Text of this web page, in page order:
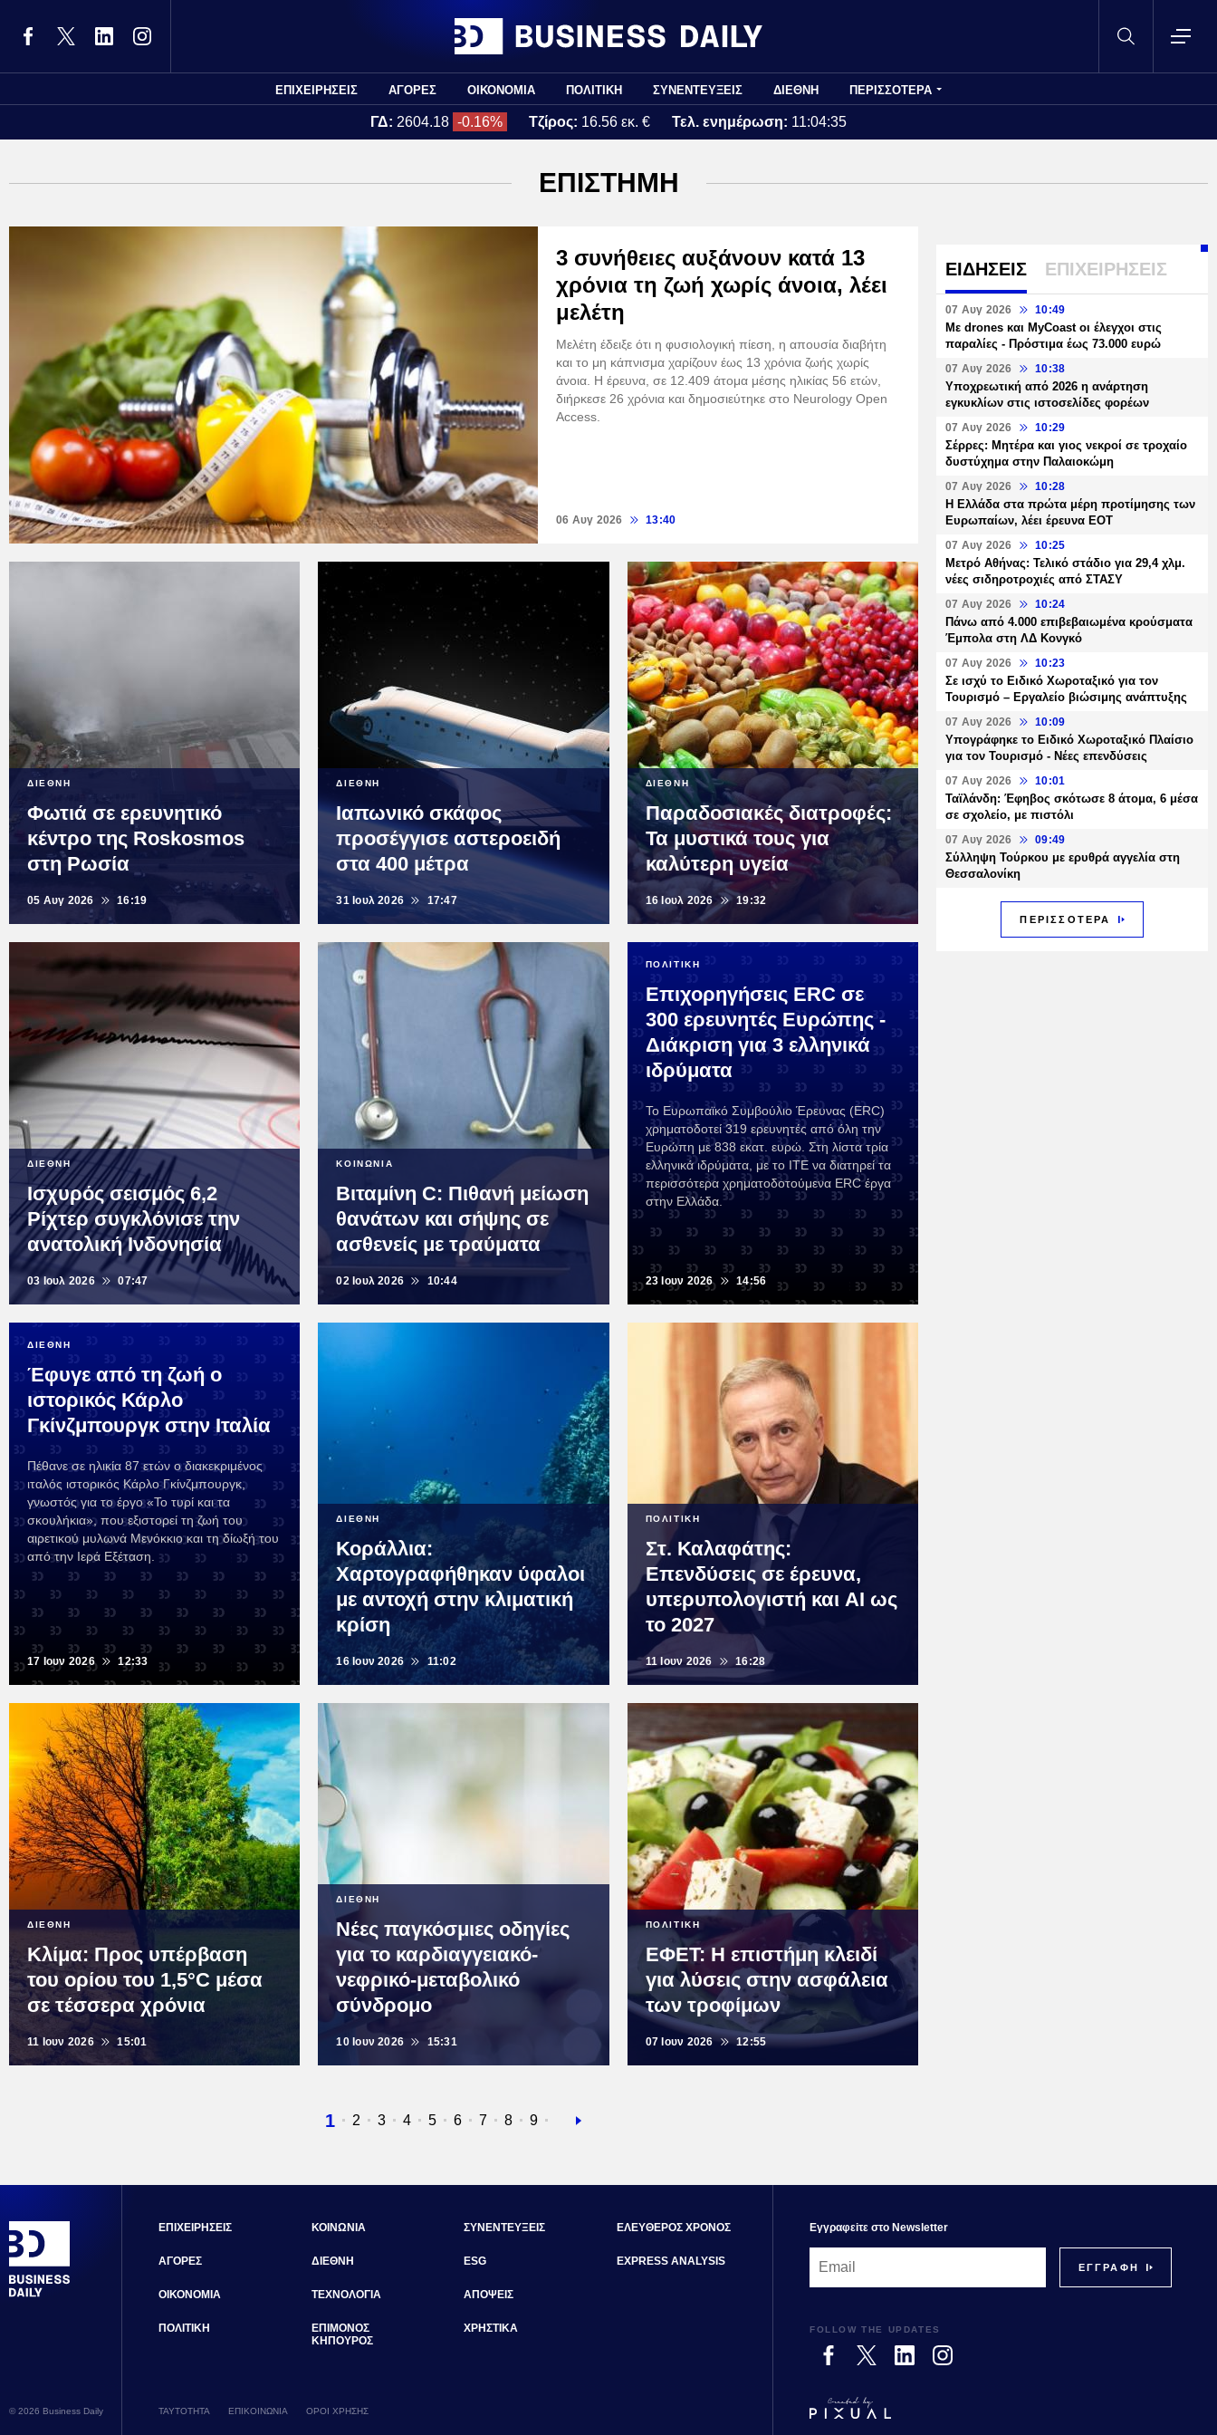
ΕΠΙΧΕΙΡΗΣΕΙΣ ΑΓΟΡΕΣ ΟΙΚΟΝΟΜΙΑ ΠΟΛΙΤΙΚΗ ΣΥΝΕΝΤΕΥΞΕΙΣ ΔΙΕΘΝΗ ΠΕΡΙΣΣΟΤΕΡΑ
ΓΔ: 2604.18 -0.16% Τζίρος: 16.56 εκ. € Τελ. ενημέρωση: 11:04:35
ΕΠΙΣΤΗΜΗ
3 συνήθειες αυξάνουν κατά 13
χρόνια τη ζωή χωρίς άνοια, λέει
μελέτη
Μελέτη έδειξε ότι η φυσιολογική πίεση, η απουσία διαβήτη
και το μη κάπνισμα χαρίζουν έως 13 χρόνια ζωής χωρίς
άνοια. Η έρευνα, σε 12.409 άτομα μέσης ηλικίας 56 ετών,
διήρκεσε 26 χρόνια και δημοσιεύτηκε στο Neurology Open
Access.
06 Αυγ 2026 13:40
ΔΙΕΘΝΗ
Φωτιά σε ερευνητικό
κέντρο της Roskosmos
στη Ρωσία
05 Αυγ 2026 16:19
ΔΙΕΘΝΗ
Ιαπωνικό σκάφος
προσέγγισε αστεροειδή
στα 400 μέτρα
31 Ιουλ 2026 17:47
ΔΙΕΘΝΗ
Παραδοσιακές διατροφές:
Τα μυστικά τους για
καλύτερη υγεία
16 Ιουλ 2026 19:32
ΔΙΕΘΝΗ
Ισχυρός σεισμός 6,2
Ρίχτερ συγκλόνισε την
ανατολική Ινδονησία
03 Ιουλ 2026 07:47
ΚΟΙΝΩΝΙΑ
Βιταμίνη C: Πιθανή μείωση
θανάτων και σήψης σε
ασθενείς με τραύματα
02 Ιουλ 2026 10:44
ΠΟΛΙΤΙΚΗ
Επιχορηγήσεις ERC σε
300 ερευνητές Ευρώπης -
Διάκριση για 3 ελληνικά
ιδρύματα
Το Ευρωπαϊκό Συμβούλιο Έρευνας (ERC)
χρηματοδοτεί 319 ερευνητές από όλη την
Ευρώπη με 838 εκατ. ευρώ. Στη λίστα τρία
ελληνικά ιδρύματα, με το ΙΤΕ να διατηρεί τα
περισσότερα χρηματοδοτούμενα ERC έργα
στην Ελλάδα.
23 Ιουν 2026 14:56
ΔΙΕΘΝΗ
Έφυγε από τη ζωή ο
ιστορικός Κάρλο
Γκίνζμπουργκ στην Ιταλία
Πέθανε σε ηλικία 87 ετών ο διακεκριμένος
ιταλός ιστορικός Κάρλο Γκίνζμπουργκ,
γνωστός για το έργο «Το τυρί και τα
σκουλήκια», που εξιστορεί τη ζωή του
αιρετικού μυλωνά Μενόκκιο και τη δίωξή του
από την Ιερά Εξέταση.
17 Ιουν 2026 12:33
ΔΙΕΘΝΗ
Κοράλλια:
Χαρτογραφήθηκαν ύφαλοι
με αντοχή στην κλιματική
κρίση
16 Ιουν 2026 11:02
ΠΟΛΙΤΙΚΗ
Στ. Καλαφάτης:
Επενδύσεις σε έρευνα,
υπερυπολογιστή και AI ως
το 2027
11 Ιουν 2026 16:28
ΔΙΕΘΝΗ
Κλίμα: Προς υπέρβαση
του ορίου του 1,5°C μέσα
σε τέσσερα χρόνια
11 Ιουν 2026 15:01
ΔΙΕΘΝΗ
Νέες παγκόσμιες οδηγίες
για το καρδιαγγειακό-
νεφρικό-μεταβολικό
σύνδρομο
10 Ιουν 2026 15:31
ΠΟΛΙΤΙΚΗ
ΕΦΕΤ: Η επιστήμη κλειδί
για λύσεις στην ασφάλεια
των τροφίμων
07 Ιουν 2026 12:55
Τρέχουσα
1 Σελίδα
2 Σελίδα
3 Σελίδα
4 Σελίδα
5 Σελίδα
6 Σελίδα
7 Σελίδα
8 Σελίδα
9
Next
ΕΙΔΗΣΕΙΣ ΕΠΙΧΕΙΡΗΣΕΙΣ
07 Αυγ 2026 10:49
Με drones και MyCoast οι έλεγχοι στις
παραλίες - Πρόστιμα έως 73.000 ευρώ
07 Αυγ 2026 10:38
Υποχρεωτική από 2026 η ανάρτηση
εγκυκλίων στις ιστοσελίδες φορέων
07 Αυγ 2026 10:29
Σέρρες: Μητέρα και γιος νεκροί σε τροχαίο
δυστύχημα στην Παλαιοκώμη
07 Αυγ 2026 10:28
Η Ελλάδα στα πρώτα μέρη προτίμησης των
Ευρωπαίων, λέει έρευνα ΕΟΤ
07 Αυγ 2026 10:25
Μετρό Αθήνας: Τελικό στάδιο για 29,4 χλμ.
νέες σιδηροτροχιές από ΣΤΑΣΥ
07 Αυγ 2026 10:24
Πάνω από 4.000 επιβεβαιωμένα κρούσματα
Έμπολα στη ΛΔ Κονγκό
07 Αυγ 2026 10:23
Σε ισχύ το Ειδικό Χωροταξικό για τον
Τουρισμό – Εργαλείο βιώσιμης ανάπτυξης
07 Αυγ 2026 10:09
Υπογράφηκε το Ειδικό Χωροταξικό Πλαίσιο
για τον Τουρισμό - Νέες επενδύσεις
07 Αυγ 2026 10:01
Ταϊλάνδη: Έφηβος σκότωσε 8 άτομα, 6 μέσα
σε σχολείο, με πιστόλι
07 Αυγ 2026 09:49
Σύλληψη Τούρκου με ερυθρά αγγελία στη
Θεσσαλονίκη
ΠΕΡΙΣΣΟΤΕΡΑ
ΕΠΙΧΕΙΡΗΣΕΙΣ
ΑΓΟΡΕΣ
ΟΙΚΟΝΟΜΙΑ
ΠΟΛΙΤΙΚΗ
ΚΟΙΝΩΝΙΑ
ΔΙΕΘΝΗ
ΤΕΧΝΟΛΟΓΙΑ
ΕΠΙΜΟΝΟΣ
ΚΗΠΟΥΡΟΣ
ΣΥΝΕΝΤΕΥΞΕΙΣ
ESG
ΑΠΟΨΕΙΣ
ΧΡΗΣΤΙΚΑ
ΕΛΕΥΘΕΡΟΣ ΧΡΟΝΟΣ
EXPRESS ANALYSIS
FOLLOW THE UPDATES
Εγγραφεiτε στο Newsletter
ΤΑΥΤΟΤΗΤΑ ΕΠΙΚΟΙΝΩΝΙΑ ΟΡΟΙ ΧΡΗΣΗΣ
© 2026 Business Daily